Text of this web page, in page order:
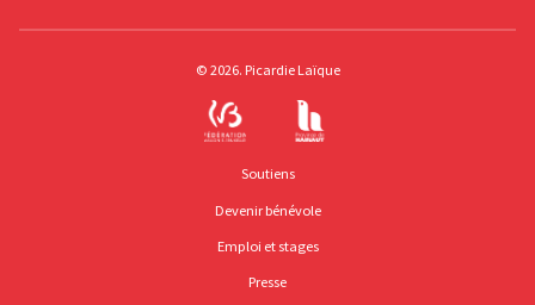
© 2026. Picardie Laïque
Soutiens
Devenir bénévole
Emploi et stages
Presse